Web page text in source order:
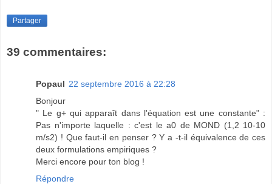
Partager
39 commentaires:
Popaul 22 septembre 2016 à 22:28
Bonjour
" Le g+ qui apparaît dans l'équation est une constante" :
Pas n'importe laquelle : c'est le a0 de MOND (1,2 10-10
m/s2) ! Que faut-il en penser ? Y a -t-il équivalence de ces
deux formulations empiriques ?
Merci encore pour ton blog !
Répondre